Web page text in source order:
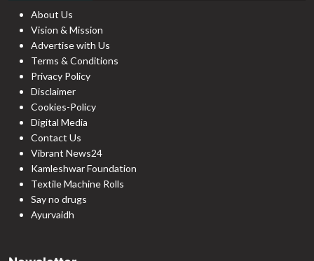
About Us
Vision & Mission
Advertise with Us
Terms & Conditions
Privacy Policy
Disclaimer
Cookies-Policy
Digital Media
Contact Us
Vibrant News24
Kamleshwar Foundation
Textile Machine Rolls
Say no drugs
Ayurvaidh